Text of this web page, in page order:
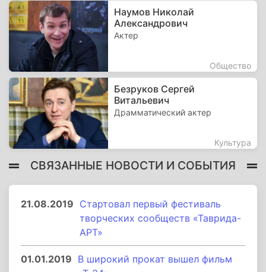
Наумов Николай
Александрович
Актер
Общество
Безруков Сергей
Витальевич
Драмматический актер
Культура
СВЯЗАННЫЕ НОВОСТИ И СОБЫТИЯ
21.08.2019 Стартовал первый фестиваль
творческих сообществ «Таврида-
АРТ»
01.01.2019 В широкий прокат вышел фильм